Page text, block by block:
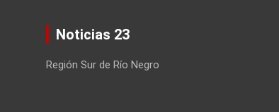
Noticias 23
Región Sur de Río Negro